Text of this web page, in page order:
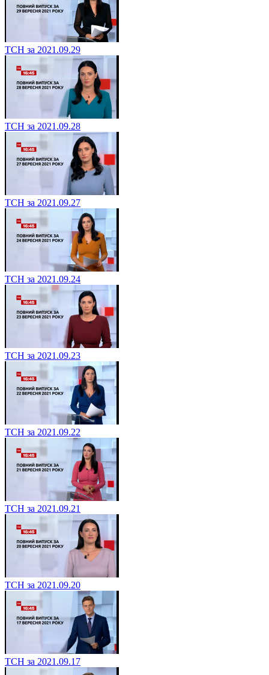
ТСН за 2021.09.29
ТСН за 2021.09.28
ТСН за 2021.09.27
ТСН за 2021.09.24
ТСН за 2021.09.23
ТСН за 2021.09.22
ТСН за 2021.09.21
ТСН за 2021.09.20
ТСН за 2021.09.17